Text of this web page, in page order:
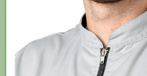
La parodontologie traite les
gencives et des tissus qui
Elle est essentielle pour
l’esthétique et la santé globale de